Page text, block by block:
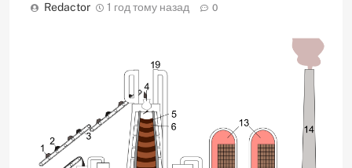
Redactor 1 год тому назад 0